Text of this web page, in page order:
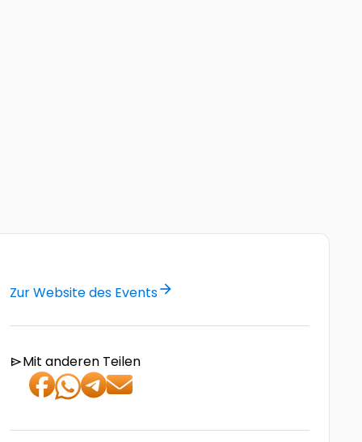
Zur Website des Eventsarrow_forward
sendMit anderen Teilen